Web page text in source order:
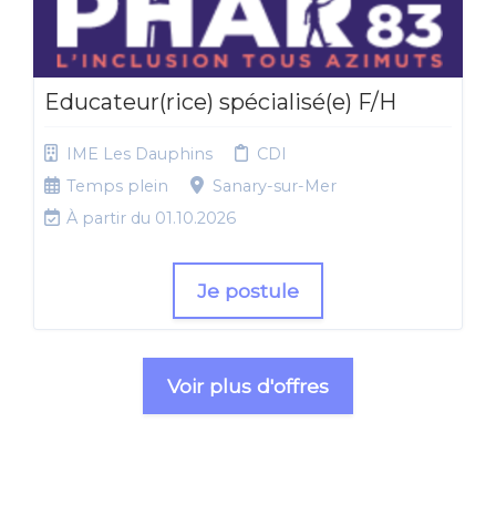
Educateur(rice) spécialisé(e) F/H
IME Les Dauphins
CDI
Temps plein
Sanary-sur-Mer
À partir du 01.10.2026
Je postule
Voir plus d'offres